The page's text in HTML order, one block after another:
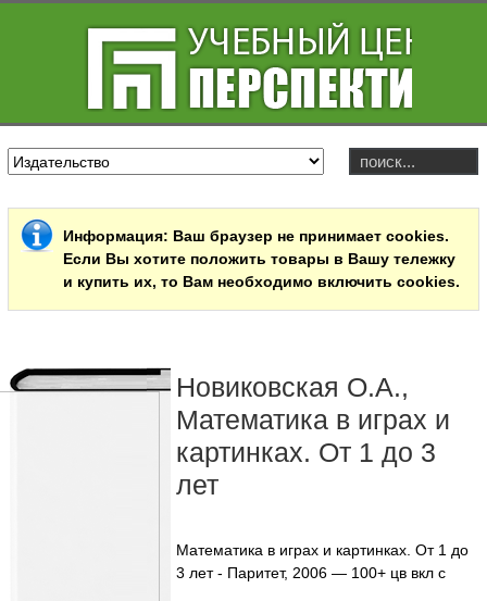
Информация: Ваш браузер не принимает cookies.
Если Вы хотите положить товары в Вашу тележку
и купить их, то Вам необходимо включить cookies.
Новиковская О.А.,
Математика в играх и
картинках. От 1 до 3
лет
Математика в играх и картинках. От 1 до
3 лет - Паритет, 2006 — 100+ цв вкл с